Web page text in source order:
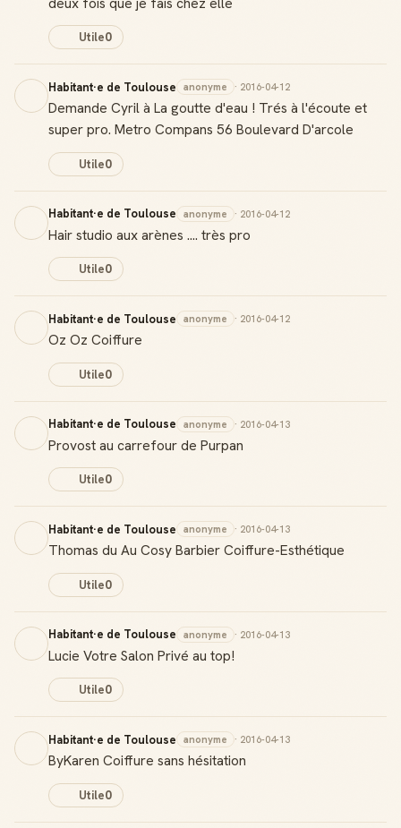
Utile0
Habitant·e de Toulouse anonyme · 2016-04-12
Demande Cyril à La goutte d'eau ! Trés à l'écoute et
super pro. Metro Compans 56 Boulevard D'arcole
Utile0
Habitant·e de Toulouse anonyme · 2016-04-12
Hair studio aux arènes .... très pro
Utile0
Habitant·e de Toulouse anonyme · 2016-04-12
Oz Oz Coiffure
Utile0
Habitant·e de Toulouse anonyme · 2016-04-13
Provost au carrefour de Purpan
Utile0
Habitant·e de Toulouse anonyme · 2016-04-13
Thomas du Au Cosy Barbier Coiffure-Esthétique
Utile0
Habitant·e de Toulouse anonyme · 2016-04-13
Lucie Votre Salon Privé au top!
Utile0
Habitant·e de Toulouse anonyme · 2016-04-13
ByKaren Coiffure sans hésitation
Utile0
Reconnaissance locale
Deviens une référence dans ta ville
Notifications
Sois notifié quand ton avis aide quelqu'un
Créer mon compte Guide